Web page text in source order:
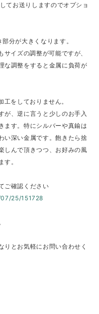
てお送りしますのでオプショ
分が大きくなります。
イズの調整が可能ですが、
な調整をすると金属に負荷が
をしておりません。
が、逆に言うと少しのお手入
ます。特にシルバーや真鍮は
い深い金属です。飽きたら捨
しんで頂きつつ、お好みの風
。
ご確認ください
25/151728
りとお気軽にお問い合わせく